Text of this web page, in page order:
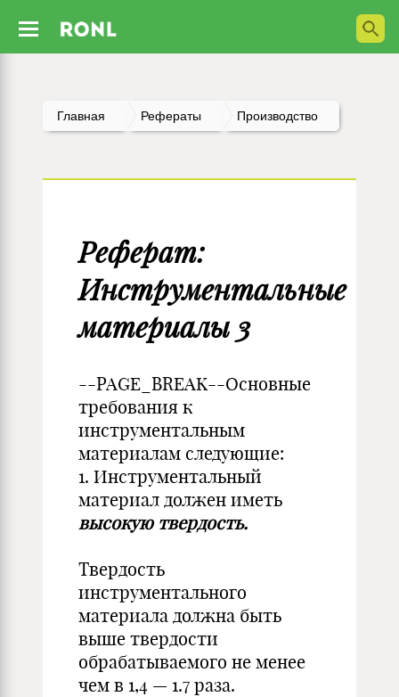
Главная Рефераты Производство
Реферат:
Инструментальные
материалы 3
--PAGE_BREAK--Основные
требования к
инструментальным
материалам следующие:
1. Инструментальный
материал должен иметь
высокую твердость.
Твердость
инструментального
материала должна быть
выше твердости
обрабатываемого не менее
чем в 1,4 — 1.7 раза.